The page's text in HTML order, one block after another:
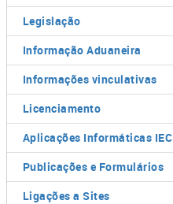
Legislação
Informação Aduaneira
Informações vinculativas
Licenciamento
Aplicações Informáticas IEC
Publicações e Formulários
Ligações a Sites